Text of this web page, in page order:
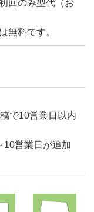
回のみ型代（お
無料です。
で10営業日以内
10営業日が追加